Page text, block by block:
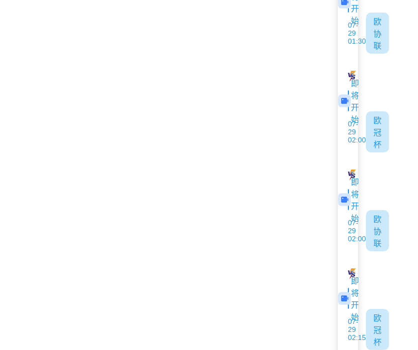
开
始
07-
29
01:30
欧
协
联
索菲亚1948
即
将
开
始
07-
29
02:00
欧
冠
杯
萨格勒布迪纳摩
即
将
开
始
07-
29
02:00
欧
协
联
德利塔
即
将
开
始
07-
29
02:15
欧
冠
杯